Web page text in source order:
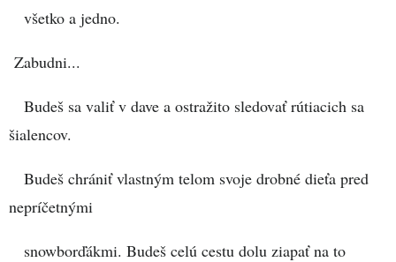
všetko a jedno.
Zabudni...
Budeš sa valiť v dave a ostražito sledovať rútiacich sa
šialencov.
Budeš chrániť vlastným telom svoje drobné dieťa pred
nepríčetnými
snowborďákmi. Budeš celú cestu dolu ziapať na to